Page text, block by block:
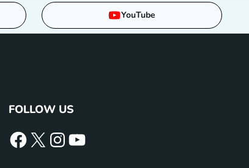
YouTube
FOLLOW US